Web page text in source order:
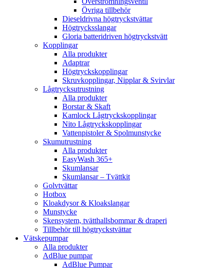
Övriga tillbehör
Dieseldrivna högtryckstvättar
Högtrycksslangar
Gloria batteridriven högtryckstvätt
Kopplingar
Alla produkter
Adaptrar
Högtryckskopplingar
Skruvkopplingar, Nipplar & Svirvlar
Lågtrycksutrustning
Alla produkter
Borstar & Skaft
Kamlock Lågtryckskopplingar
Nito Lågtryckskopplingar
Vattenpistoler & Spolmunstycke
Skumutrustning
Alla produkter
EasyWash 365+
Skumlansar
Skumlansar – Tvättkit
Golvtvättar
Hotbox
Kloakdysor & Kloakslangar
Munstycke
Skensystem, tvätthallsbommar & draperi
Tillbehör till högtryckstvättar
Vätskepumpar
Alla produkter
AdBlue pumpar
AdBlue Pumpar